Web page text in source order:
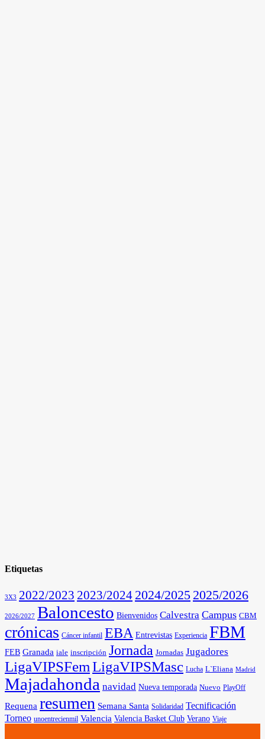
Etiquetas
3X3 2022/2023 2023/2024 2024/2025 2025/2026
2026/2027 Baloncesto Bienvenidos Calvestra Campus CBM
crónicas Cáncer infantil EBA Entrevistas Experiencia FBM
FEB Granada iale inscripción Jornada Jornadas Jugadores
LigaVIPSFemLigaVIPSMasc Lucha L`Eliana Madrid
Majadahonda navidad Nueva temporada Nuevo PlayOff
Requena resumen Semana Santa Solidaridad Tecnificación
Torneo unoentrecienmil Valencia Valencia Basket Club Verano Viaje